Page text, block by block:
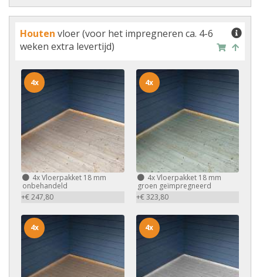
Houten vloer (voor het impregneren ca. 4-6
weken extra levertijd)
4xVloerpakket 18 mm
onbehandeld
+€ 247,80
4x
4xVloerpakket 18 mm
groen geïmpregneerd
+€ 323,80
4x
4x 4x